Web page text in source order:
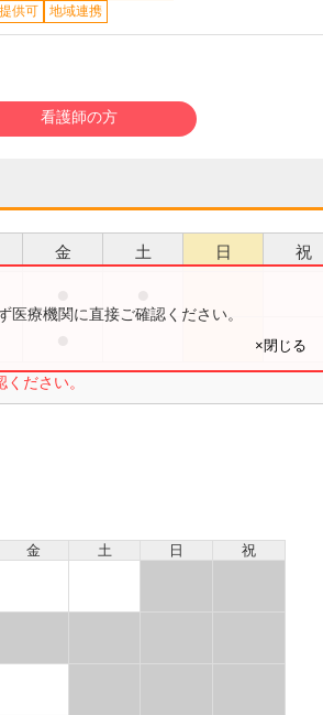
供可 地域連携
看護師の方
金 土 日 祝
ださい。
療機関に直接ご確認ください。
×閉じる
金 土 日 祝